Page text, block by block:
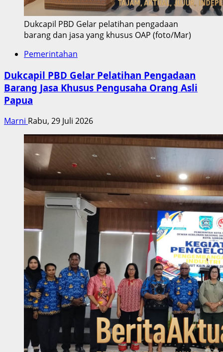
Dukcapil PBD Gelar pelatihan pengadaan
barang dan jasa yang khusus OAP (foto/Mar)
Pemerintahan
Dukcapil PBD Gelar Pelatihan Pengadaan
Barang Jasa Khusus Pengusaha Orang Asli
Papua
Marni Rabu, 29 Juli 2026